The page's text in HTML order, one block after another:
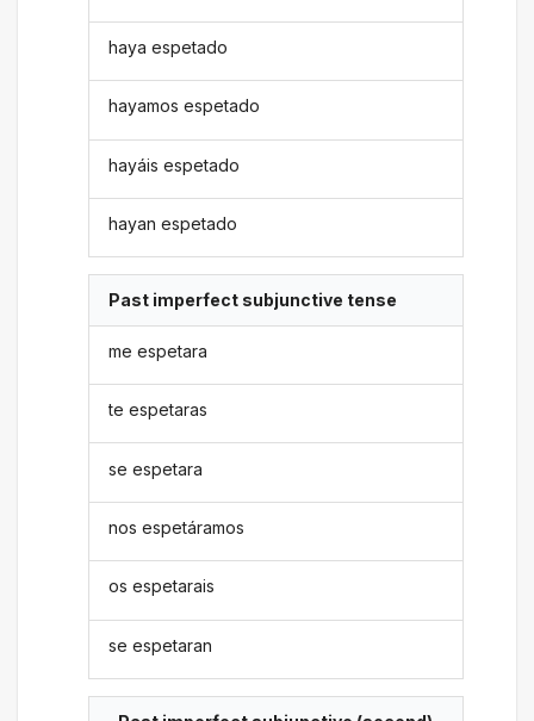
haya espetado
hayamos espetado
hayáis espetado
hayan espetado
Past imperfect subjunctive tense
me espetara
te espetaras
se espetara
nos espetáramos
os espetarais
se espetaran